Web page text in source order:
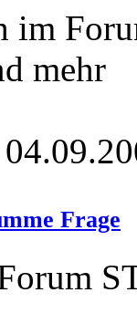
im
mehr
Frage